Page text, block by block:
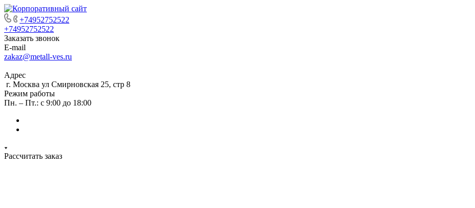
+74952752522
+74952752522
Заказать звонок
E-mail
zakaz@metall-ves.ru
Адрес
г. Москва ул Смирновская 25, стр 8
Режим работы
Пн. – Пт.: с 9:00 до 18:00
Рассчитать заказ